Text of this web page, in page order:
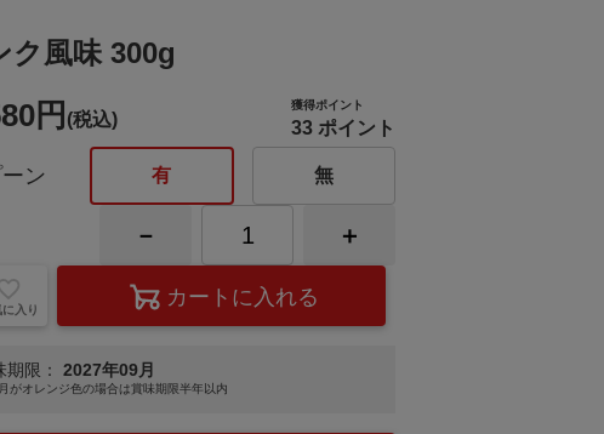
風味 300g
円 (税込)
獲得ポイント
33 ポイント
ン 有 無
に入り
期限： 2027年09月
がオレンジ色の場合は賞味期限半年以内